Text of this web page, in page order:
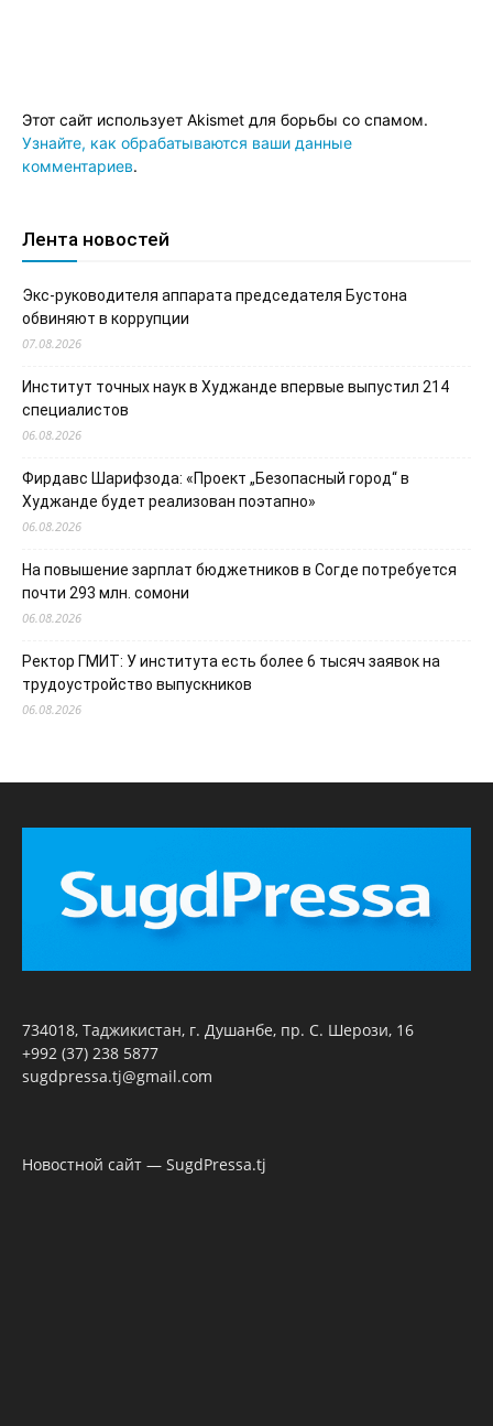
Этот сайт использует Akismet для борьбы со спамом.
Узнайте, как обрабатываются ваши данные
комментариев.
Лента новостей
Экс-руководителя аппарата председателя Бустона
обвиняют в коррупции
07.08.2026
Институт точных наук в Худжанде впервые выпустил 214
специалистов
06.08.2026
Фирдавс Шарифзода: «Проект „Безопасный город“ в
Худжанде будет реализован поэтапно»
06.08.2026
На повышение зарплат бюджетников в Согде потребуется
почти 293 млн. сомони
06.08.2026
Ректор ГМИТ: У института есть более 6 тысяч заявок на
трудоустройство выпускников
06.08.2026
734018, Таджикистан, г. Душанбе, пр. С. Шерози, 16
+992 (37) 238 5877
sugdpressa.tj@gmail.com
Новостной сайт — SugdPressa.tj